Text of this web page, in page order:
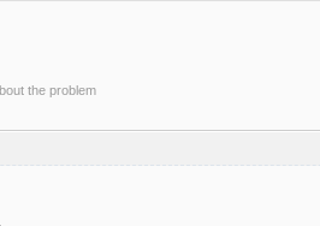
the problem